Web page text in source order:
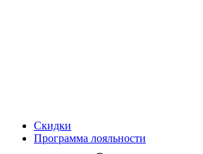
Скидки
Программа лояльности